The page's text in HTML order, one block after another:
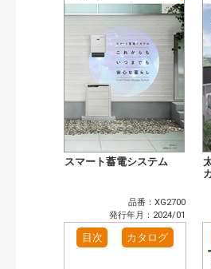
スマート蓄電システム
品番：XG2700
発行年月：2024/01
目次 カタログ